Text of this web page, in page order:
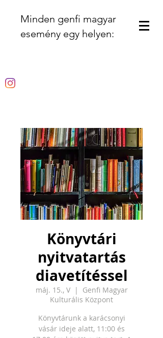
Minden genfi magyar
esemény egy helyen:
Könyvtári
nyitvatartás
diavetítéssel
máj. 15., V
  |
Genfi Magyar
Kulturális Központ
Könyvtárunk a karácsonyi
vásár ideje alatt, 11:00 és